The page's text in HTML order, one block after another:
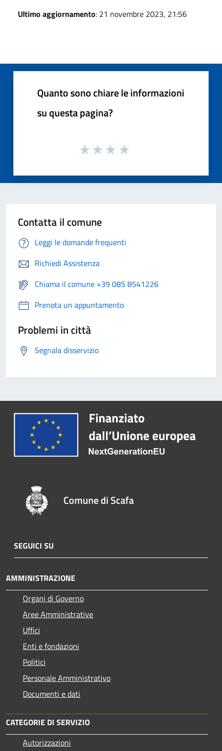
Ultimo aggiornamento: 21 novembre 2023, 21:56
Quanto sono chiare le informazioni
su questa pagina?
Contatta il comune
Leggi le domande frequenti
Richiedi Assistenza
Chiama il comune +39 085 8541226
Prenota un appuntamento
Problemi in città
Segnala disservizio
Comune di Scafa
SEGUICI SU
AMMINISTRAZIONE
Organi di Governo
Aree Amministrative
Uffici
Enti e fondazioni
Politici
Personale Amministrativo
Documenti e dati
CATEGORIE DI SERVIZIO
Autorizzazioni